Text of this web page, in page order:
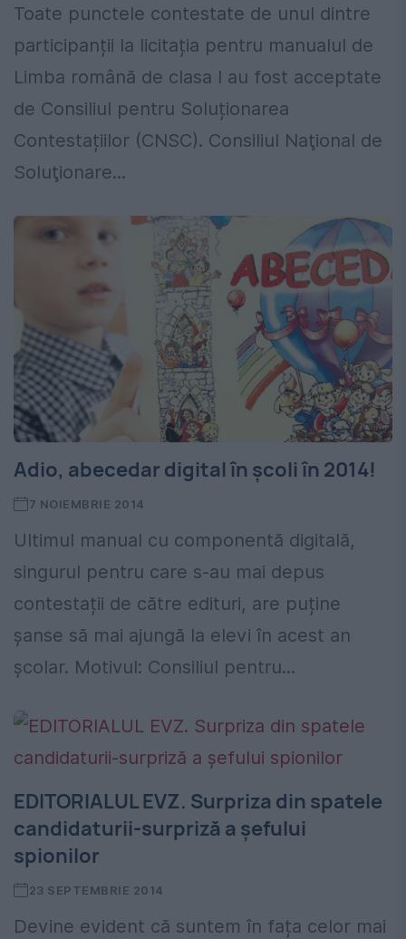
Toate punctele contestate de unul dintre
participanții la licitația pentru manualul de
Limba română de clasa I au fost acceptate
de Consiliul pentru Soluționarea
Contestațiilor (CNSC). Consiliul Naţional de
Soluţionare...
Adio, abecedar digital în școli în 2014!
7 NOIEMBRIE 2014
Ultimul manual cu componentă digitală,
singurul pentru care s-au mai depus
contestații de către edituri, are puține
șanse să mai ajungă la elevi în acest an
școlar. Motivul: Consiliul pentru...
EDITORIALUL EVZ. Surpriza din spatele
candidaturii-surpriză a şefului
spionilor
23 SEPTEMBRIE 2014
Devine evident că suntem în fața celor mai